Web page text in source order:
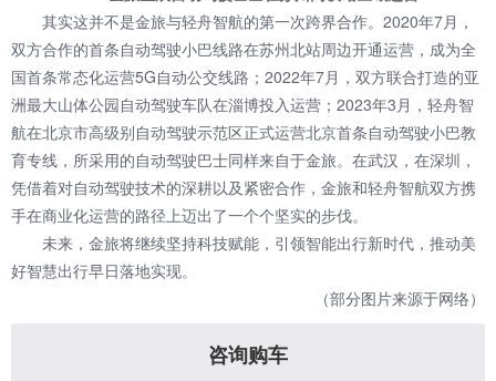
其实这并不是金旅与轻舟智航的第一次跨界合作。2020年7月，
双方合作的首条自动驾驶小巴线路在苏州北站周边开通运营，成为全
国首条常态化运营5G自动公交线路；2022年7月，双方联合打造的亚
洲最大山体公园自动驾驶车队在淄博投入运营；2023年3月，轻舟智
航在北京市高级别自动驾驶示范区正式运营北京首条自动驾驶小巴教
育专线，所采用的自动驾驶巴士同样来自于金旅。在武汉，在深圳，
凭借着对自动驾驶技术的深耕以及紧密合作，金旅和轻舟智航双方携
手在商业化运营的路径上迈出了一个个坚实的步伐。
未来，金旅将继续坚持科技赋能，引领智能出行新时代，推动美
好智慧出行早日落地实现。
（部分图片来源于网络）
咨询购车